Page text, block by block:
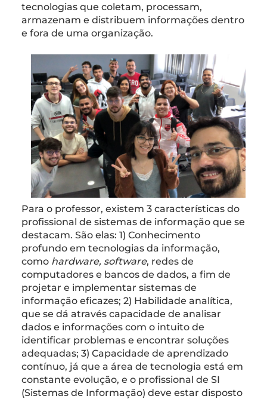
tecnologias que coletam, processam,
armazenam e distribuem informações dentro
e fora de uma organização.
Para o professor, existem 3 características do
profissional de sistemas de informação que se
destacam. São elas: 1) Conhecimento
profundo em tecnologias da informação,
como hardware, software, redes de
computadores e bancos de dados, a fim de
projetar e implementar sistemas de
informação eficazes; 2) Habilidade analítica,
que se dá através capacidade de analisar
dados e informações com o intuito de
identificar problemas e encontrar soluções
adequadas; 3) Capacidade de aprendizado
contínuo, já que a área de tecnologia está em
constante evolução, e o profissional de SI
(Sistemas de Informação) deve estar disposto